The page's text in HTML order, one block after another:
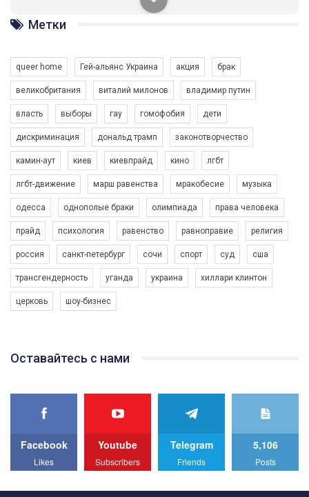
солідарності, приєднатися до нас. Регіональні підрозділи
ГАУ є в 16 областях України.
Разом наш голос лунає гучніше!
Зупинимо насильство проти ЛГБТ в Україні! Stop violence against LGBT in Ukraine!
6/30/2017
Емоційний та вражаючий промо-ролік на конкурс PACT, який
представляє програму "Гей-альянс Україна" з протидії
насильству проти ЛГБТ в Україні.
Ми просимо вашої підтримки, щоб реалізувати нашу
програму з боротьби з насильством проти ЛГБТ в Україні.
Якщо ти хочеш підтримати нас - просто натисни "лайк" під
best video, representing programme for the development of
We appeal to your support and ask to help us implement our plan
All you have to do is to press "Like" below the video.
Эмоционально сильный ролик от команды "Гей-альянс
1.9K Просмотров • 226 Нравится • 5 Комментариев
Метки
queer home Гей-альянс Украина акция брак
великобритания виталий милонов владимир путин
власть выборы гау гомофобия дети
дискриминация дональд трамп законотворчество
камин-аут киев киевпрайд кино лгбт
лгбт-движение марш равенства мракобесие музыка
одесса однополые браки олимпиада права человека
прайд психология равенство равноправие религия
россия санкт-петербург сочи спорт суд сша
трансгендерность уганда украина хиллари клинтон
церковь шоу-бизнес
Оставайтесь с нами
Facebook
Likes
Youtube
Subscribers
Telegram
Friends
5,106
Posts